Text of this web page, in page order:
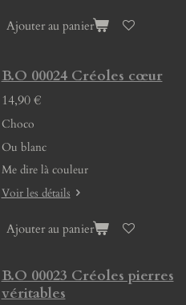
Ajouter au panier
B.O 00024 Créoles cœur
14,90 €
Choco
Ou blanc
Me dire là couleur
Voir les détails
Ajouter au panier
B.O 00023 Créoles pierres
véritables